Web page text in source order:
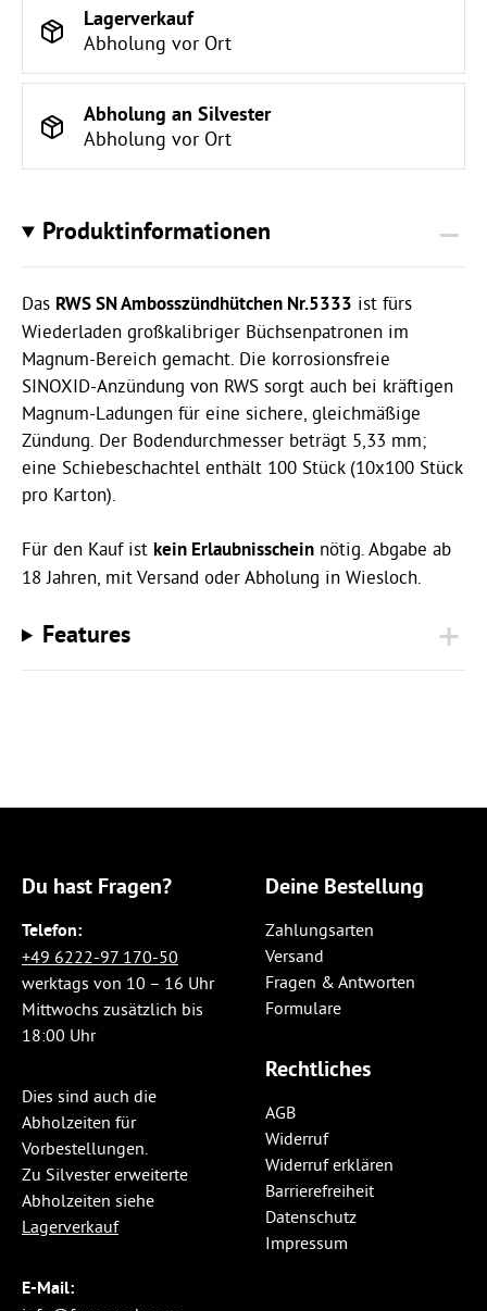
Lagerverkauf
Abholung vor Ort
Abholung an Silvester
Abholung vor Ort
Produktinformationen
Das RWS SN Ambosszündhütchen Nr.5333 ist fürs
Wiederladen großkalibriger Büchsenpatronen im
Magnum-Bereich gemacht. Die korrosionsfreie
SINOXID-Anzündung von RWS sorgt auch bei kräftigen
Magnum-Ladungen für eine sichere, gleichmäßige
Zündung. Der Bodendurchmesser beträgt 5,33 mm;
eine Schiebeschachtel enthält 100 Stück (10x100 Stück
pro Karton).
Für den Kauf ist kein Erlaubnisschein nötig. Abgabe ab
18 Jahren, mit Versand oder Abholung in Wiesloch.
Features
Du hast Fragen?
Telefon:
+49 6222-97 170-50
werktags von 10 – 16 Uhr
Mittwochs zusätzlich bis
18:00 Uhr
Dies sind auch die
Abholzeiten für
Vorbestellungen.
Zu Silvester erweiterte
Abholzeiten siehe
Lagerverkauf
E-Mail:
Deine Bestellung
Zahlungsarten
Versand
Fragen & Antworten
Formulare
Rechtliches
AGB
Widerruf
Widerruf erklären
Barrierefreiheit
Datenschutz
Impressum